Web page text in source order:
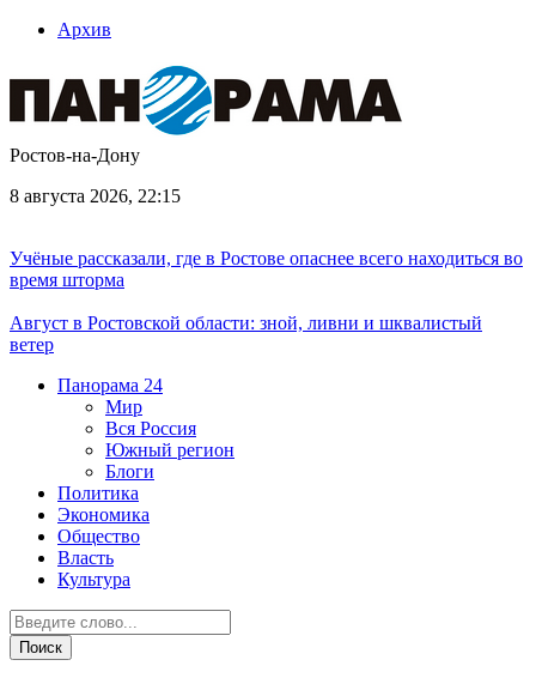
Архив
Ростов-на-Дону
8 августа 2026, 22:15
Учёные рассказали, где в Ростове опаснее всего находиться во
время шторма
Август в Ростовской области: зной, ливни и шквалистый
ветер
Панорама 24
Мир
Вся Россия
Южный регион
Блоги
Политика
Экономика
Общество
Власть
Культура